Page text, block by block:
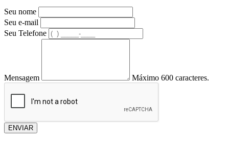
Seu nome
Seu e-mail
Seu Telefone
Mensagem Máximo 600 caracteres.
ENVIAR